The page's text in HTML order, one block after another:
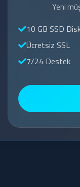
Yeni
10 GB SSD
Ücretsiz SSL
7/24 Destek